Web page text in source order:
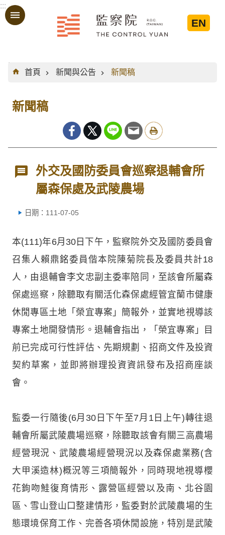
跳到主要內容區塊
:::
EN
:::
首頁
新聞與公告 新聞稿
新聞稿
外交及國防委員會巡察退輔會所
屬森保處及武陵農場
日期：111-07-05
本(111)年6月30日下午，監察院外交及國防委員會
召集人賴鼎銘委員偕本院陳菊院長及委員共計18
人，由退輔會李文忠副主委率陪同，至該會所屬森
保處巡察，除聽取有關活化森保處經管宜蘭市健康
休閒專區土地「榮宜專案」簡報外，並實地視導該
專案土地開發情形。退輔會指出，「榮宜專案」目
前已完成可行性評估、先期規劃、招商文件及投資
契約草案，並即將辦理投資資訊發布及招商座談
會。
監委一行隨後(6月30日下午至7月1日上午)轉往退
輔會所屬武陵農場巡察，除聽取該會有關三高農場
經營現況、武陵農場經營現況以及森保處業務(含
大甲溪造林)概況等三項簡報外，同時現地視導櫻
花鉤吻鮭復育情形、露營區經營以及南、北谷園
區、雪山登山口整建情形，監委對於武陵農場的生
態環境保育工作、完善各項休閒設施，特別是武陵